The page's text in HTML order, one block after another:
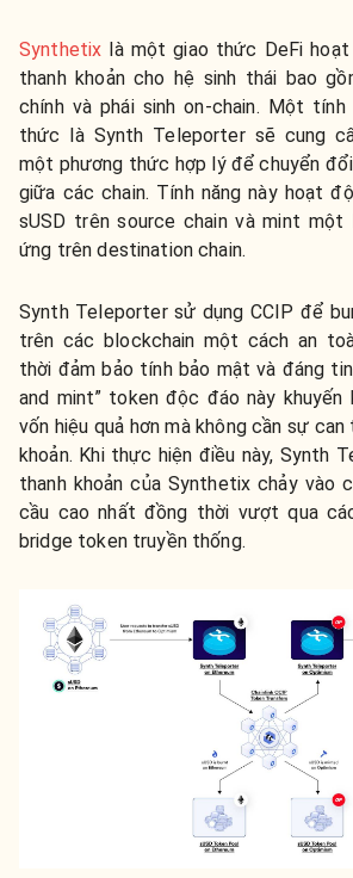
Synthetix là một giao thức DeFi
thanh khoản cho hệ sinh thái bao
chính và phái sinh on-chain. Một tính
thức là Synth Teleporter sẽ cung
một phương thức hợp lý để chuyển
giữa các chain. Tính năng này hoạt
sUSD trên source chain và mint một
ứng trên destination chain.
Synth Teleporter sử dụng CCIP để
trên các blockchain một cách an
thời đảm bảo tính bảo mật và đáng tin
and mint” token độc đáo này khuyến
vốn hiệu quả hơn mà không cần sự
khoản. Khi thực hiện điều này, Synth
thanh khoản của Synthetix chảy vào
cầu cao nhất đồng thời vượt qua
bridge token truyền thống.